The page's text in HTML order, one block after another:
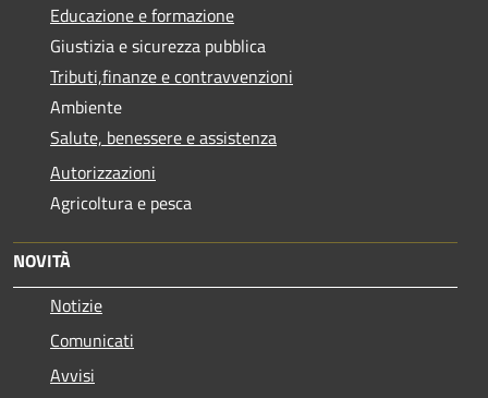
Educazione e formazione
Giustizia e sicurezza pubblica
Tributi,finanze e contravvenzioni
Ambiente
Salute, benessere e assistenza
Autorizzazioni
Agricoltura e pesca
NOVITÀ
Notizie
Comunicati
Avvisi